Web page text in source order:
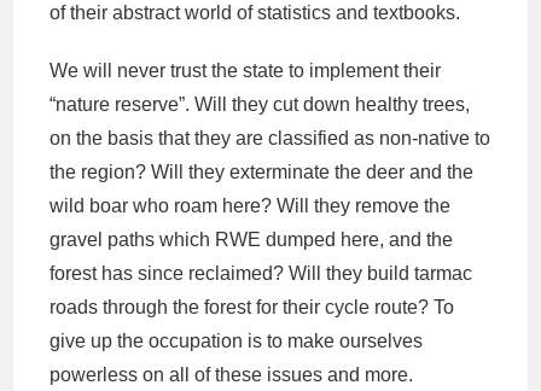
of their abstract world of statistics and textbooks.
We will never trust the state to implement their
“nature reserve”. Will they cut down healthy trees,
on the basis that they are classified as non-native to
the region? Will they exterminate the deer and the
wild boar who roam here? Will they remove the
gravel paths which RWE dumped here, and the
forest has since reclaimed? Will they build tarmac
roads through the forest for their cycle route? To
give up the occupation is to make ourselves
powerless on all of these issues and more.